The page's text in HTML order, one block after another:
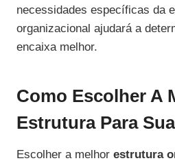
necessidades específicas da
organizacional ajudará a
encaixa melhor.
Como Escolher A
Estrutura Para
Escolher a melhor estrutura